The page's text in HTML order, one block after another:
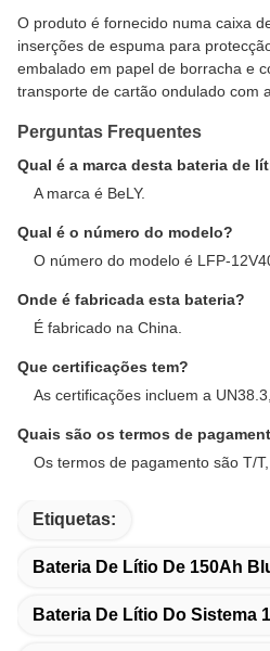
O produto é fornecido numa caixa
inserções de espuma para
embalado em papel de borracha e
transporte de cartão ondulado com
Perguntas Frequentes
Qual é a marca desta bateria de
A marca é BeLY.
Qual é o número do modelo?
O número do modelo é LFP-
Onde é fabricada esta bateria?
É fabricado na China.
Que certificações tem?
As certificações incluem a
Quais são os termos de
Os termos de pagamento são T/
Etiquetas:
Bateria De Lítio De 150Ah
Bateria De Lítio Do Sistema